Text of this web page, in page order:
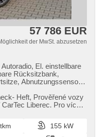
57 786 EUR
der MwSt. abzusetzen
El. einstellbare
Rücksitzbank,
Abnutzungssensor
sedadla, el. tažné
startování,
Heft,​ Prověřené vozy
Liberec. Pro více
155 kW